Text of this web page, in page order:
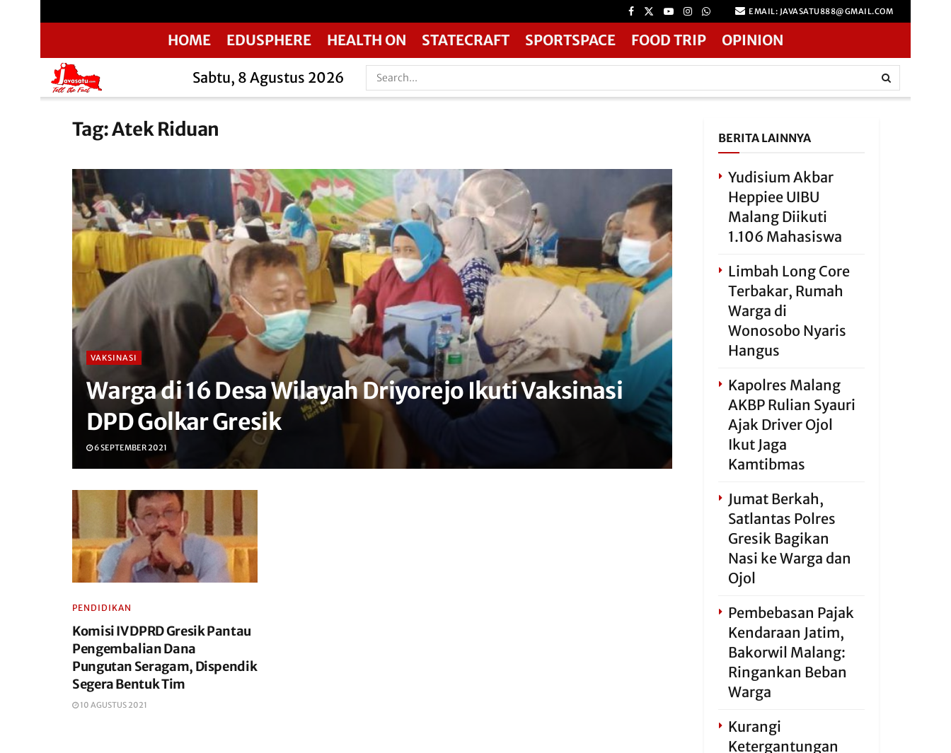
EMAIL: JAVASATU888@GMAIL.COM
HOME EDUSPHERE HEALTH ON STATECRAFT SPORTSPACE FOOD TRIP OPINION
Sabtu, 8 Agustus 2026
Tag:Atek Riduan
VAKSINASI
Warga di 16 Desa Wilayah Driyorejo Ikuti Vaksinasi
DPD Golkar Gresik
6 SEPTEMBER 2021
PENDIDIKAN
Komisi IV DPRD Gresik Pantau
Pengembalian Dana
Pungutan Seragam, Dispendik
Segera Bentuk Tim
10 AGUSTUS 2021
BERITA LAINNYA
Yudisium Akbar
Heppiee UIBU
Malang Diikuti
1.106 Mahasiswa
Limbah Long Core
Terbakar, Rumah
Warga di
Wonosobo Nyaris
Hangus
Kapolres Malang
AKBP Rulian Syauri
Ajak Driver Ojol
Ikut Jaga
Kamtibmas
Jumat Berkah,
Satlantas Polres
Gresik Bagikan
Nasi ke Warga dan
Ojol
Pembebasan Pajak
Kendaraan Jatim,
Bakorwil Malang:
Ringankan Beban
Warga
Kurangi
Ketergantungan